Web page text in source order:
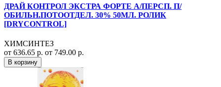
ДРАЙ КОНТРОЛ ЭКСТРА ФОРТЕ А/ПЕРСП. П/
ОБИЛЬН.ПОТООТДЕЛ. 30% 50МЛ. РОЛИК
[DRYCONTROL]
ХИМСИНТЕЗ
от 636.65 р. от 749.00 р.
В корзину